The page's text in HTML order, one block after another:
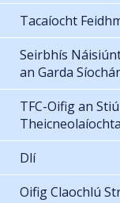
Tacaíocht
Seirbhís
an Garda
TFC-Oifig an
Dlí
Oifig Claochlú